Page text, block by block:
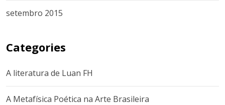
setembro 2015
Categories
A literatura de Luan FH
A Metafísica Poética na Arte Brasileira